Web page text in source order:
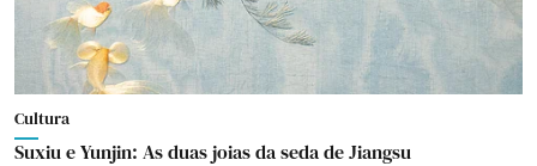
Cultura
Suxiu e Yunjin: As duas joias da seda de Jiangsu